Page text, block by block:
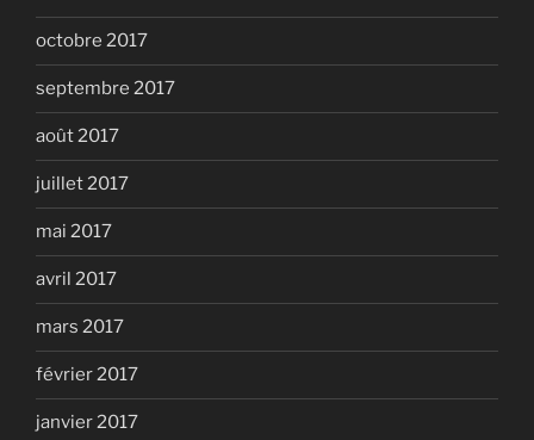
octobre 2017
septembre 2017
août 2017
juillet 2017
mai 2017
avril 2017
mars 2017
février 2017
janvier 2017